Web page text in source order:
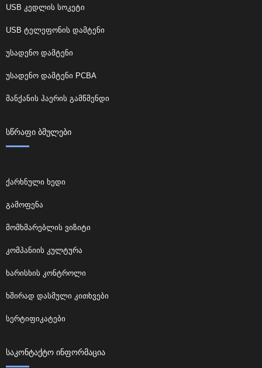
USB კედლის სოკეტი
USB ტელეფონის დამტენი
უსადენო დამტენი
უსადენო დამტენი PCBA
მანქანის ჰაერის გამწმენდი
ᲡᲬᲠᲐᲤᲘ ᲑᲛᲣᲚᲔᲑᲘ
ქარხნული ხედი
გამოფენა
მომხმარებლის ვიზიტი
კომპანიის კულტურა
ხარისხის კონტროლი
ხშირად დასმული კითხვები
სერტიფიკატები
ᲡᲐᲙᲝᲜᲢᲐᲥᲢᲝ ᲘᲜᲤᲝᲠᲛᲐᲪᲘᲐ